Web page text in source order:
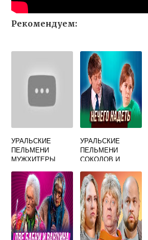
Рекомендуем:
УРАЛЬСКИЕ
ПЕЛЬМЕНИ
МУЖХИТЕРЫ
УРАЛЬСКИЕ
ПЕЛЬМЕНИ
СОКОЛОВ И